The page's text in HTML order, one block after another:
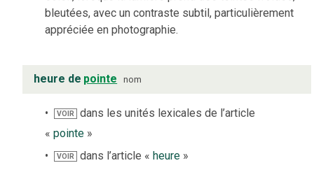
bleutées, avec un contraste subtil, particulièrement
appréciée en photographie.
heure de pointe nom
VOIR
dans les unités lexicales de l’article
« pointe »
VOIR dans l’article «heure »